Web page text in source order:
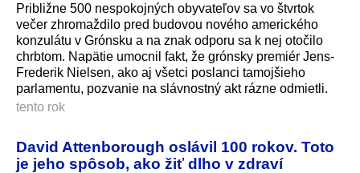
Približne 500 nespokojných obyvateľov sa vo štvrtok
večer zhromaždilo pred budovou nového amerického
konzulátu v Grónsku a na znak odporu sa k nej otočilo
chrbtom. Napätie umocnil fakt, že grónsky premiér Jens-
Frederik Nielsen, ako aj všetci poslanci tamojšieho
parlamentu, pozvanie na slávnostný akt rázne odmietli.
tento rok
David Attenborough oslávil 100 rokov. Toto
je jeho spôsob, ako žiť dlho v zdraví